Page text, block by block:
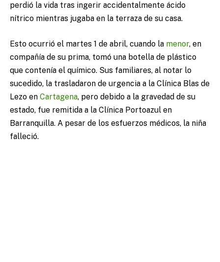
perdió la vida tras ingerir accidentalmente ácido
nítrico mientras jugaba en la terraza de su casa.
Esto ocurrió el martes 1 de abril, cuando la menor, en
compañía de su prima, tomó una botella de plástico
que contenía el químico. Sus familiares, al notar lo
sucedido, la trasladaron de urgencia a la Clínica Blas de
Lezo en Cartagena, pero debido a la gravedad de su
estado, fue remitida a la Clínica Portoazul en
Barranquilla. A pesar de los esfuerzos médicos, la niña
falleció.